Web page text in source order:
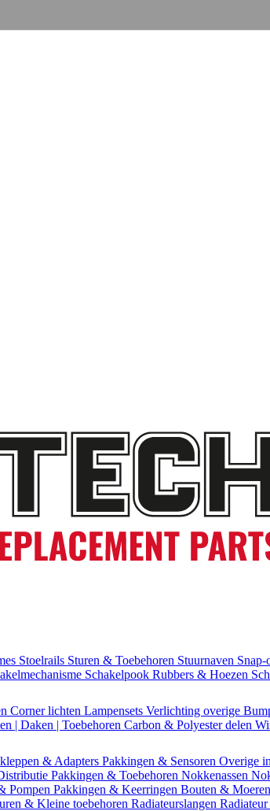
Stoelrails Sturen & Toebehoren Stuurnaven
Schakelpook Rubbers & Hoezen
Corner lichten Lampensets Verlichting overige
| Daken | Toebehoren Carbon & Polyester delen
& Adapters Pakkingen & Sensoren Overige
Pakkingen & Toebehoren Nokkenassen
Pompen Pakkingen & Keerringen Bouten & Moeren
& Kleine toebehoren Radiateurslangen